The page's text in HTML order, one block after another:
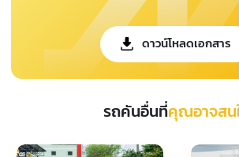
ดาวน์โหลดเอกสาร
รถคันอื่นที่คุณอาจสน